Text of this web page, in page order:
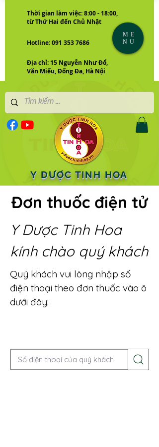
Thời gian làm việc: 8:00 - 18:00,
từ Thứ Hai đến Chủ Nhật
Hotline: 091 353 7686
Địa chỉ: 15 Nguyễn Như Đổ,
Văn Miếu, Đống Đa, Hà Nội
Y DƯỢC TINH HOA
ME
NU
Đơn thuốc điện tử
Y Dược Tinh Hoa
kính chào quý khách
Quý khách vui lòng nhập số
điện thoại theo đơn thuốc vào ô
dưới đây: